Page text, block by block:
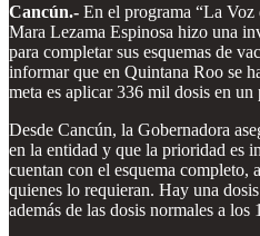
Cancún.- En el programa “La Voz
Mara Lezama Espinosa hizo una
para completar sus esquemas de
informar que en Quintana Roo se
meta es aplicar 336 mil dosis en un
Desde Cancún, la Gobernadora
en la entidad y que la prioridad es
cuentan con el esquema completo,
quienes lo requieran. Hay una
además de las dosis normales a los